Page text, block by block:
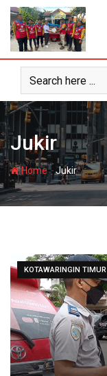
Skip
content
Jukir
Home-Jukir
KOTAWARINGIN TIMUR